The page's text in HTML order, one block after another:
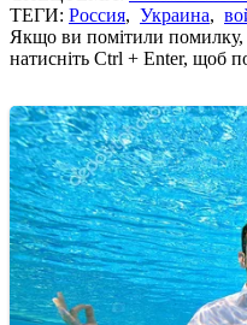
ТЕГИ: Россия, Украина,
Якщо ви помітили помилку,
натисніть Ctrl + Enter, щоб